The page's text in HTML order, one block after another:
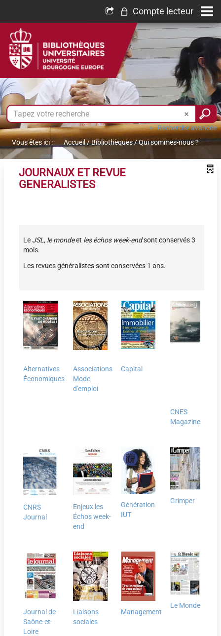
Compte lecteur
Recherche avancée
Vous êtes ici :
Accueil /Bibliothèques/Qui sommes-nous ?
JOURNAUX ET REVUE
GENERALISTES
Le JSL, le mondeet les échos week-endsont conservés 3
mois.
Les revues généralistes sont conservées 1 ans.
Alternatives
Économiques
Associations
Mode
d'emploi
Capital
CNES
Magazine
CNRS
Journal
Enjeux les
Échos week-
end
Génération
IUT
Grimper
Journal de
Saône-et-
Loire
Liaisons
sociales
Management
Le Monde